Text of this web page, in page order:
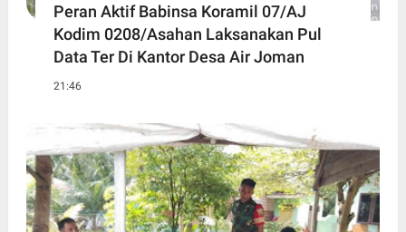
Peran Aktif Babinsa Koramil 07/AJ
Kodim 0208/Asahan Laksanakan Pul
Data Ter Di Kantor Desa Air Joman
21:46